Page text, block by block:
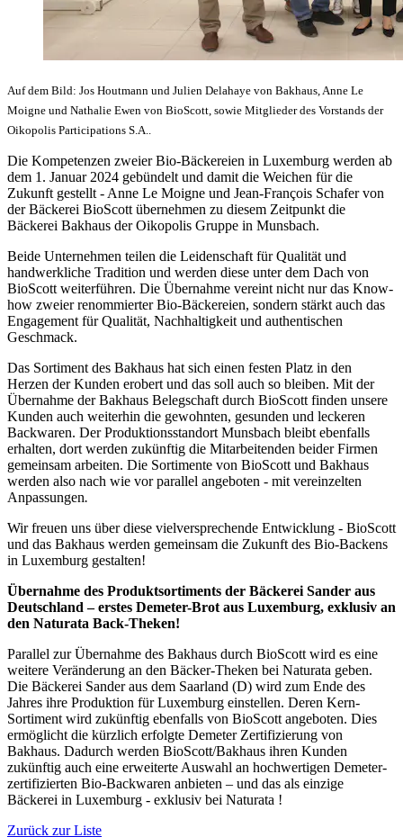
Auf dem Bild: Jos Houtmann und Julien Delahaye von Bakhaus, Anne Le
Moigne und Nathalie Ewen von BioScott, sowie Mitglieder des Vorstands der
Oikopolis Participations S.A..
Die Kompetenzen zweier Bio-Bäckereien in Luxemburg werden ab
dem 1. Januar 2024 gebündelt und damit die Weichen für die
Zukunft gestellt - Anne Le Moigne und Jean-François Schafer von
der Bäckerei BioScott übernehmen zu diesem Zeitpunkt die
Bäckerei Bakhaus der Oikopolis Gruppe in Munsbach.
Beide Unternehmen teilen die Leidenschaft für Qualität und
handwerkliche Tradition und werden diese unter dem Dach von
BioScott weiterführen. Die Übernahme vereint nicht nur das Know-
how zweier renommierter Bio-Bäckereien, sondern stärkt auch das
Engagement für Qualität, Nachhaltigkeit und authentischen
Geschmack.
Das Sortiment des Bakhaus hat sich einen festen Platz in den
Herzen der Kunden erobert und das soll auch so bleiben. Mit der
Übernahme der Bakhaus Belegschaft durch BioScott finden unsere
Kunden auch weiterhin die gewohnten, gesunden und leckeren
Backwaren. Der Produktionsstandort Munsbach bleibt ebenfalls
erhalten, dort werden zukünftig die Mitarbeitenden beider Firmen
gemeinsam arbeiten. Die Sortimente von BioScott und Bakhaus
werden also nach wie vor parallel angeboten - mit vereinzelten
Anpassungen.
Wir freuen uns über diese vielversprechende Entwicklung - BioScott
und das Bakhaus werden gemeinsam die Zukunft des Bio-Backens
in Luxemburg gestalten!
Übernahme des Produktsortiments der Bäckerei Sander aus
Deutschland – erstes Demeter-Brot aus Luxemburg, exklusiv an
den Naturata Back-Theken!
Parallel zur Übernahme des Bakhaus durch BioScott wird es eine
weitere Veränderung an den Bäcker-Theken bei Naturata geben.
Die Bäckerei Sander aus dem Saarland (D) wird zum Ende des
Jahres ihre Produktion für Luxemburg einstellen. Deren Kern-
Sortiment wird zukünftig ebenfalls von BioScott angeboten. Dies
ermöglicht die kürzlich erfolgte Demeter Zertifizierung von
Bakhaus. Dadurch werden BioScott/Bakhaus ihren Kunden
zukünftig auch eine erweiterte Auswahl an hochwertigen Demeter-
zertifizierten Bio-Backwaren anbieten – und das als einzige
Bäckerei in Luxemburg - exklusiv bei Naturata !
Zurück zur Liste